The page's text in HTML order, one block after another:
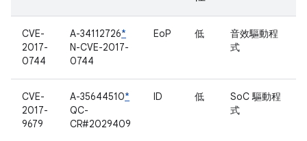
CVE-
2017-
0744
A-34112726*
N-CVE-2017-
0744
EoP 低
音效驅動程
式
CVE-
2017-
9679
A-35644510*
QC-
CR#2029409
ID 低
SoC 驅動程
式